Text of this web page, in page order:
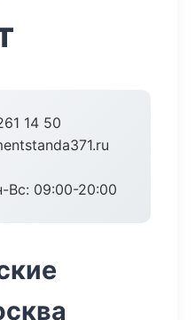
14 50
Вс: 09:00-20:00